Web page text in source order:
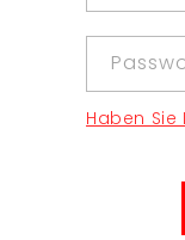
Haben